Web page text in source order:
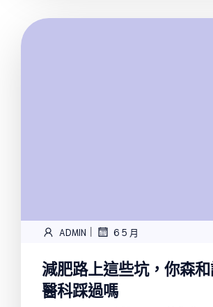
ADMIN | 6 5 月
減肥路上這些坑，你森
醫科踩過嗎